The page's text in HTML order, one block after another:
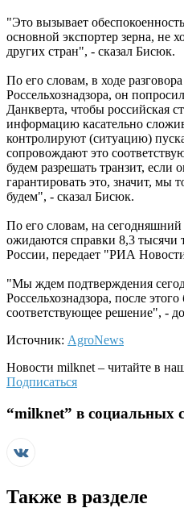
"Это вызывает
основной экспортер зерна, не
других стран", - сказал Бисюк.
По его словам, в ходе
Россельхознадзора, он
Данкверта, чтобы российская
информацию касательно
контролируют (ситуацию)
сопровождают это
будем разрешать транзит, если
гарантировать это, значит, мы
будем", - сказал Бисюк.
По его словам, на
ожидаются справки 8,3 тысячи
России, передает "РИА
"Мы ждем подтверждения
Россельхознадзора, после
соответствующее решение", -
Источник: AgroNews
Новости milknet – читайте в
Подписаться
“milknet” в социальных
Также в разделе